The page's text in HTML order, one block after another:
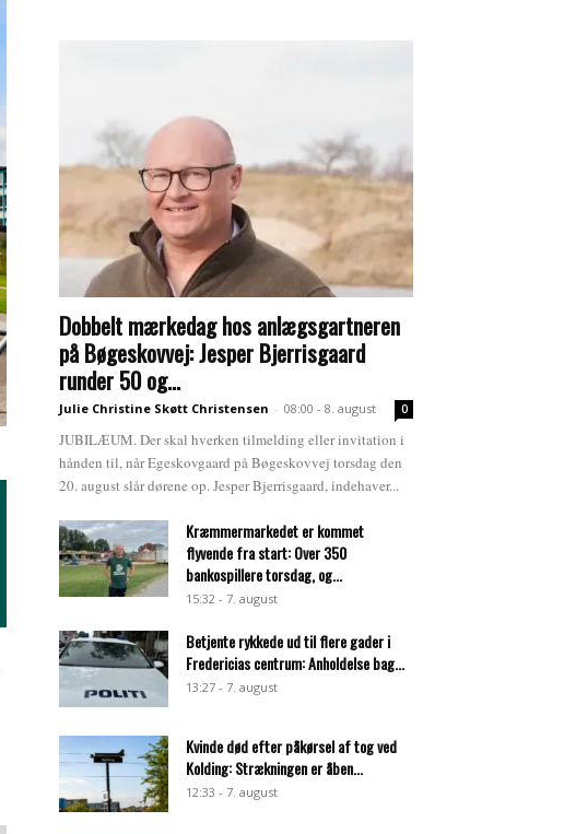
Dobbelt mærkedag hos anlægsgartneren
på Bøgeskovvej: Jesper Bjerrisgaard
runder 50 og...
Julie Christine Skøtt Christensen - 08:00 - 8. august 0
JUBILÆUM. Der skal hverken tilmelding eller invitation i
hånden til, når Egeskovgaard på Bøgeskovvej torsdag den
20. august slår dørene op. Jesper Bjerrisgaard, indehaver...
Kræmmermarkedet er kommet
flyvende fra start: Over 350
bankospillere torsdag, og...
15:32 - 7. august
Betjente rykkede ud til flere gader i
Fredericias centrum: Anholdelse bag...
13:27 - 7. august
Kvinde død efter påkørsel af tog ved
Kolding: Strækningen er åben...
12:33 - 7. august